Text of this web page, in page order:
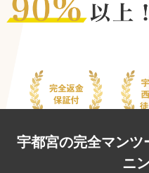
宇都宮の完全マン
ニ